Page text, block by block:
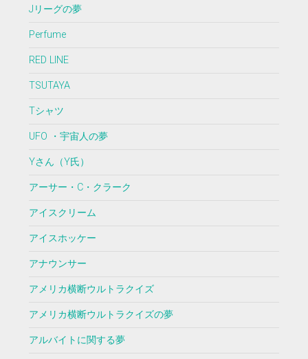
Jリーグの夢
Perfume
RED LINE
TSUTAYA
Tシャツ
UFO ・宇宙人の夢
Yさん（Y氏）
アーサー・C・クラーク
アイスクリーム
アイスホッケー
アナウンサー
アメリカ横断ウルトラクイズ
アメリカ横断ウルトラクイズの夢
アルバイトに関する夢